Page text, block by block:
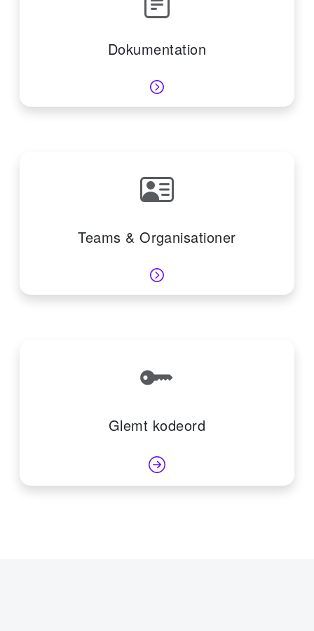
Dokumentation
Teams & Organisationer
Glemt kodeord